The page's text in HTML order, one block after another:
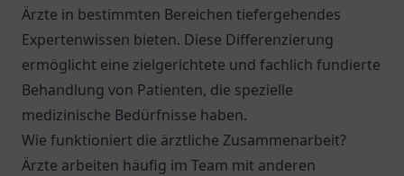
Ärzte in bestimmten Bereichen tiefergehendes
Expertenwissen bieten. Diese Differenzierung
ermöglicht eine zielgerichtete und fachlich fundierte
Behandlung von Patienten, die spezielle
medizinische Bedürfnisse haben.
Wie funktioniert die ärztliche Zusammenarbeit?
Ärzte arbeiten häufig im Team mit anderen